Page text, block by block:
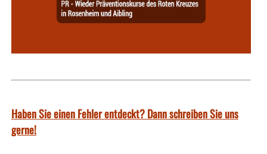
Haben Sie einen Fehler entdeckt? Dann schreiben Sie uns
gerne!